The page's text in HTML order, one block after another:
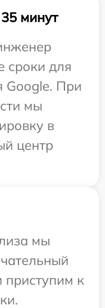
минут
сроки для
Google. При
мы
в
центр
мы
приступим к